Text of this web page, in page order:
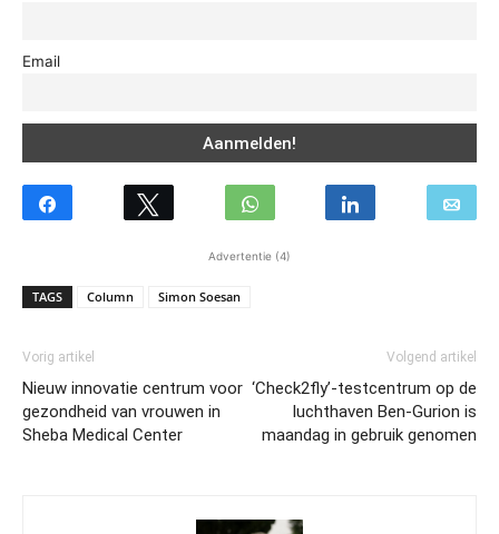
Email
Advertentie (4)
TAGS Column Simon Soesan
Vorig artikel
Nieuw innovatie centrum voor
gezondheid van vrouwen in
Sheba Medical Center
Volgend artikel
‘Check2fly’-testcentrum op de
luchthaven Ben-Gurion is
maandag in gebruik genomen